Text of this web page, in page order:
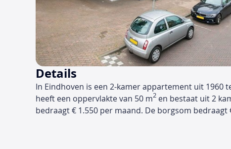
Details
In Eindhoven is een 2-kamer appartement uit 1960
heeft een oppervlakte van 50 m2 en bestaat uit 2
bedraagt € 1.550 per maand. De borgsom bedraagt